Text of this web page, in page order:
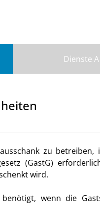
Dienste
zu
(GastG)
wird.
wenn die